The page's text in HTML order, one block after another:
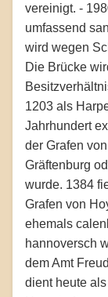
vereinigt. -
umfassend
wird wegen
Die Brücke
1203 als
Jahrhundert
der Grafen
Gräftenburg
wurde. 1384
Grafen von
ehemals
hannoversch
dem Amt
dient heute